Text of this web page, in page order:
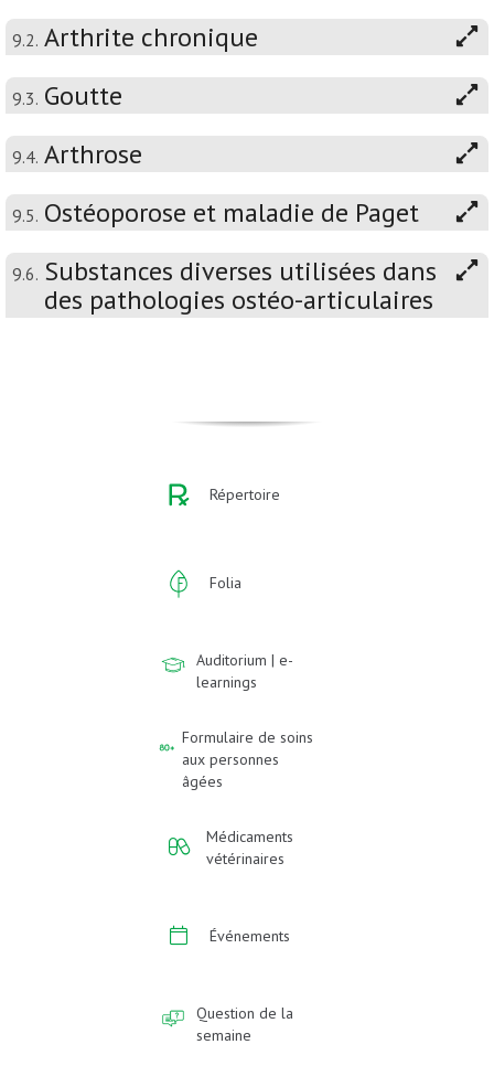
9.2. Arthrite chronique
9.3. Goutte
9.4. Arthrose
9.5. Ostéoporose et maladie de Paget
9.6. Substances diverses utilisées dans
des pathologies ostéo-articulaires
Répertoire
Folia
Auditorium | e-
learnings
Formulaire de soins
aux personnes
âgées
Médicaments
vétérinaires
Événements
Question de la
semaine